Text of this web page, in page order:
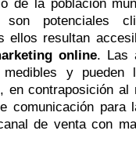
de la población
son potenciales
ellos resultan
online. Las
y pueden
en contraposición
comunicación para
de venta con